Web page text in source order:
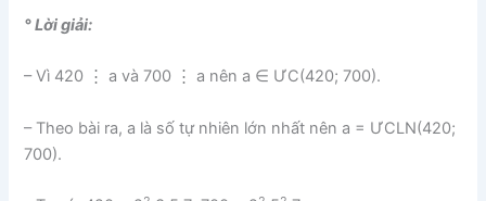
° Lời giải:
– Vì 420 ⋮ a và 700 ⋮ a nên a ∈ ƯC(420; 700).
– Theo bài ra, a là số tự nhiên lớn nhất nên a = ƯCLN(420;
700).